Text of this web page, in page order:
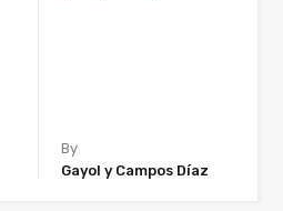
By
Gayol y Campos Díaz